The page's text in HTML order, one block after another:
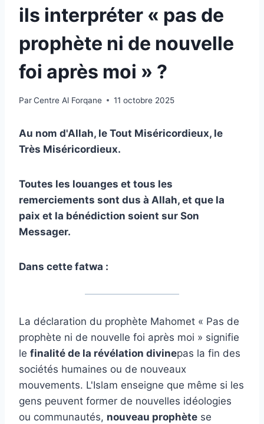
ils interpréter « pas de
prophète ni de nouvelle
foi après moi » ?
ParCentre Al Forqane 11 octobre 2025
Au nom d'Allah, le Tout Miséricordieux, le
Très Miséricordieux.
Toutes les louanges et tous les
remerciements sont dus à Allah, et que la
paix et la bénédiction soient sur Son
Messager.
Dans cette fatwa :
La déclaration du prophète Mahomet « Pas de
prophète ni de nouvelle foi après moi » signifie
le finalité de la révélation divinepas la fin des
sociétés humaines ou de nouveaux
mouvements. L'Islam enseigne que même si les
gens peuvent former de nouvelles idéologies
ou communautés, nouveau prophète se